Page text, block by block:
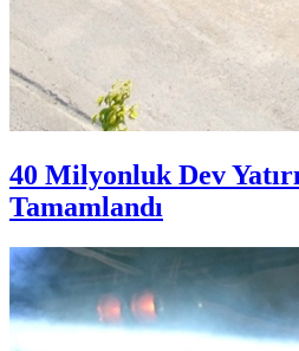
40 Milyonluk Dev
Tamamlandı